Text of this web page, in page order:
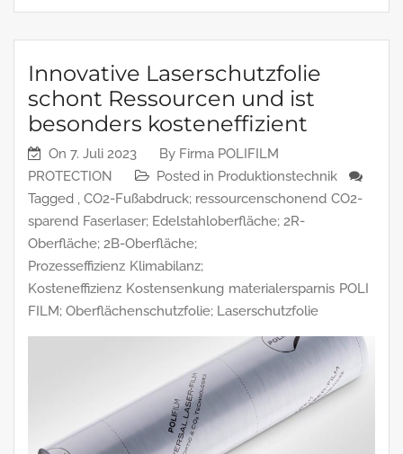
Innovative Laserschutzfolie
schont Ressourcen und ist
besonders kosteneffizient
On 7. Juli 2023 By Firma POLIFILM
PROTECTION
Posted in Produktionstechnik
Tagged , CO2-Fußabdruck; ressourcenschonend CO2-
sparend Faserlaser; Edelstahloberfläche; 2R-
Oberfläche; 2B-Oberfläche;
Prozesseffizienz Klimabilanz;
Kosteneffizienz Kostensenkung materialersparnis POLI
FILM; Oberflächenschutzfolie; Laserschutzfolie